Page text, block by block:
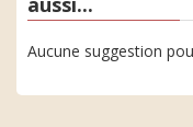
Aucune suggestion